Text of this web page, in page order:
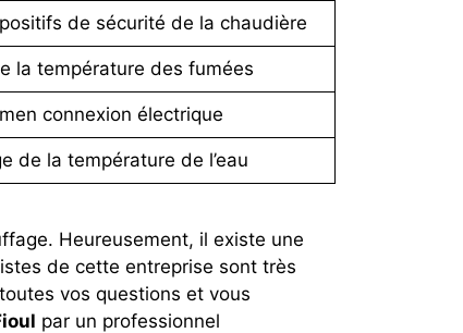
de sécurité de la chaudière
la température des fumées
connexion électrique
de la température de l’eau
Heureusement, il existe une
de cette entreprise sont très
vos questions et vous
par un professionnel